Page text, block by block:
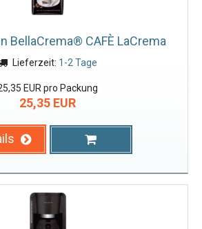
BellaCrema® CAFÈ LaCrema
Lieferzeit: 1-2 Tage
EUR pro Packung
25,35 EUR